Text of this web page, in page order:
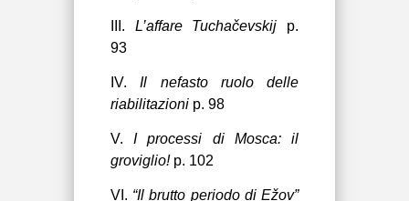
III. L’affare Tuchačevskij p.
93
IV.Il nefasto ruolo delle
riabilitazionip. 98
V. I processi di Mosca: il
groviglio! p. 102
VI. “Il brutto periodo di Ežov”